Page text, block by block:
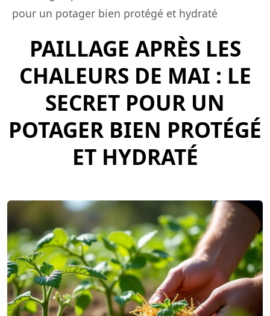
pour un potager bien protégé et hydraté
PAILLAGE APRÈS LES
CHALEURS DE MAI : LE
SECRET POUR UN
POTAGER BIEN PROTÉGÉ
ET HYDRATÉ